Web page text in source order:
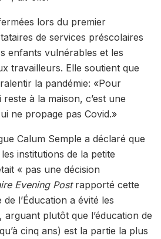
lors du premier
de services préscolaires
enfants vulnérables et les
travailleurs. Elle soutient que
la pandémie: «Pour
à la maison, c’est une
ne propage pas Covid.»
Calum Semple a déclaré que
institutions de la petite
« pas une décision
Evening Postrapporté cette
l’Éducation a évité les
arguant plutôt que l’éducation de
cinq ans) est la partie la plus